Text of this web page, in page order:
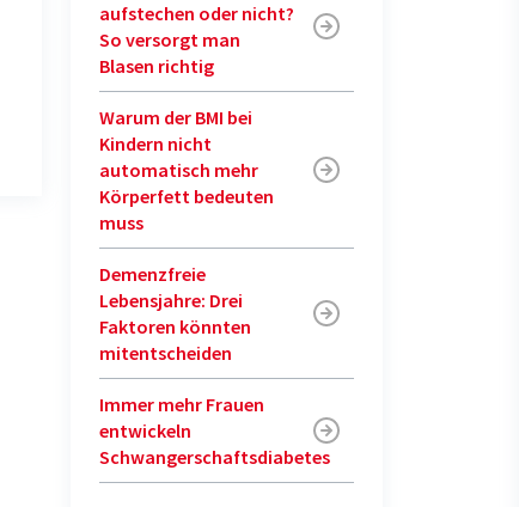
aufstechen oder nicht?
So versorgt man
Blasen richtig
Warum der BMI bei
Kindern nicht
automatisch mehr
Körperfett bedeuten
muss
Demenzfreie
Lebensjahre: Drei
Faktoren könnten
mitentscheiden
Immer mehr Frauen
entwickeln
Schwangerschaftsdiabetes